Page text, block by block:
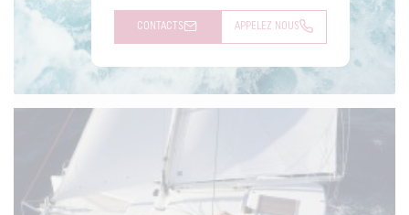
CONTACTS APPELEZ NOUS